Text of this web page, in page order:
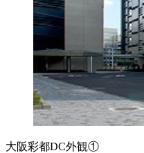
大阪彩都DC外観①